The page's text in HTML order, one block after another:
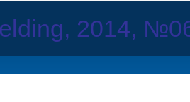
2014,